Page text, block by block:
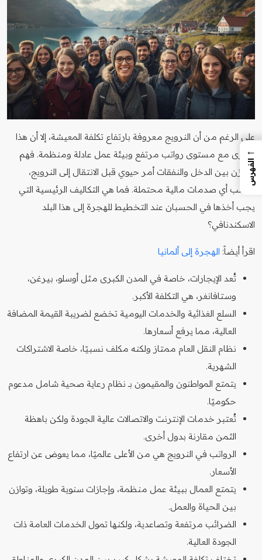
على الرغم من أن النرويج معروفة بارتفاع تكلفة المعيشة، إلا أن هذا
يتوازى مع مستوى رواتب مرتفع وبيئة عمل عادلة ومنظمة. فهم
التوازن بين الدخل والنفقات أمر حيوي قبل الانتقال إلى النرويج،
لتجنب أي صدمات مالية محتملة. فما هي التكاليف الرئيسية التي
يجب أخذها في الحسبان عند التخطيط للهجرة إلى هذا البلد
الاسكندنافي؟
اقرأ أيضاً: الهجرة إلى ألمانيا
تُعد الإيجارات، خاصة في المدن الكبرى مثل أوسلو، بيرغن،
وستافانغر، هي التكلفة الأكبر.
السلع الغذائية والخدمات اليومية تخضع لضريبة القيمة المضافة
العالية، مما يرفع أسعارها.
نظام النقل العام ممتاز ولكنه مكلف نسبيًا، خاصة الاشتراكات
الشهرية.
يتمتع المواطنون والمقيمون بـ نظام رعاية صحية شامل مدعوم
حكوميًا.
تُعتبر خدمات الإنترنت والاتصالات عالية الجودة ولكن باهظة
الثمن مقارنة بدول أخرى.
الرواتب في النرويج هي من الأعلى عالميًا، مما يعوض عن ارتفاع
الأسعار.
يتمتع العمال ببيئة عمل منظمة، وإجازات سنوية طويلة، وتوازن
بين الحياة والعمل.
الضرائب مرتفعة وتصاعدية، ولكنها تمول الخدمات العامة ذات
الجودة العالية.
←
الفهرس